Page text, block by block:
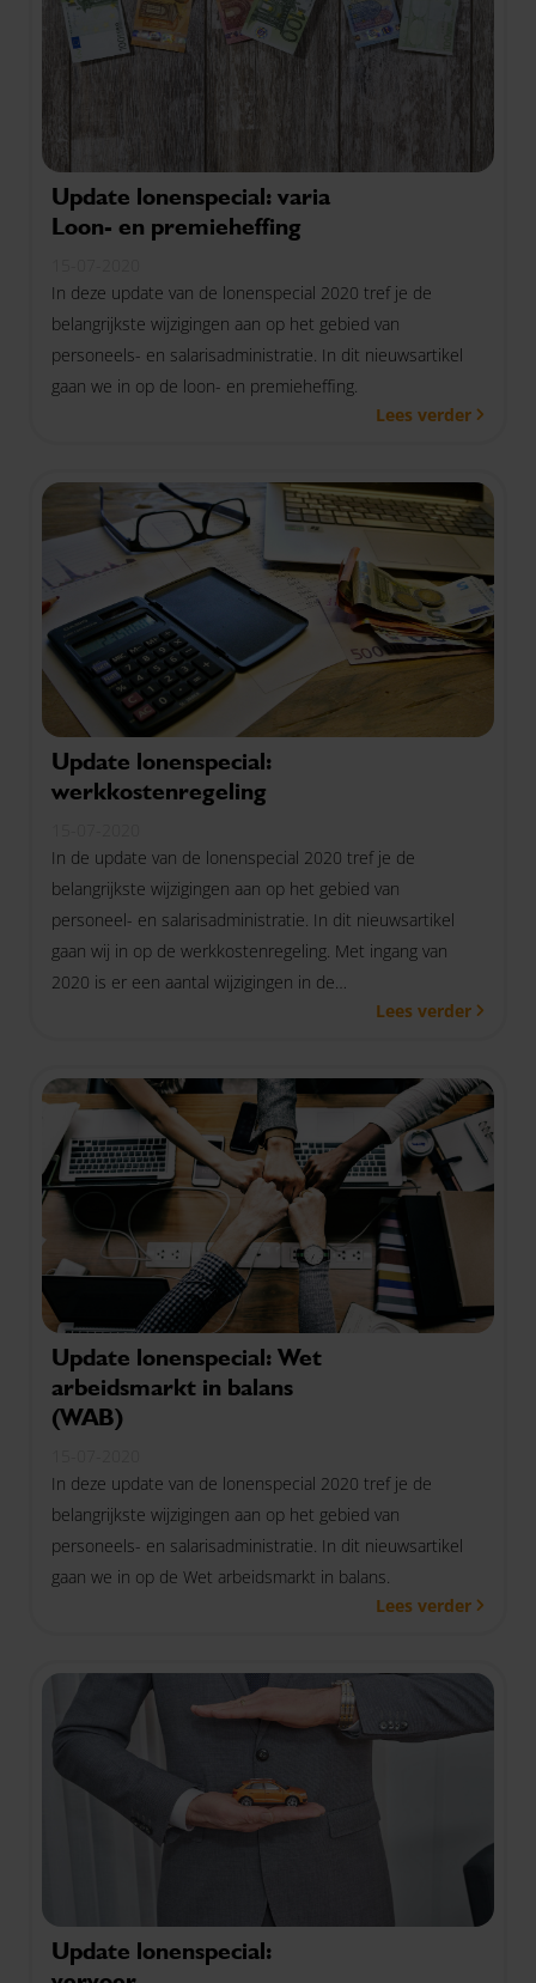
Update lonenspecial: varia
Loon- en premieheffing
In deze update van de lonenspecial 2020 tref je de
belangrijkste wijzigingen aan op het gebied van
personeels- en salarisadministratie. In dit nieuwsartikel
gaan we in op de loon- en premieheffing.
Lees verder
Update lonenspecial:
werkkostenregeling
In de update van de lonenspecial 2020 tref je de
belangrijkste wijzigingen aan op het gebied van
personeel- en salarisadministratie. In dit nieuwsartikel
gaan wij in op de werkkostenregeling. Met ingang van
2020 is er een aantal wijzigingen in de
werkkostenregeling (WKR), denk bijvoorbeeld aan de
Lees verder
Update lonenspecial: Wet
arbeidsmarkt in balans
(WAB)
In deze update van de lonenspecial 2020 tref je de
belangrijkste wijzigingen aan op het gebied van
personeels- en salarisadministratie. In dit nieuwsartikel
gaan we in op de Wet arbeidsmarkt in balans.
Lees verder
Update lonenspecial: